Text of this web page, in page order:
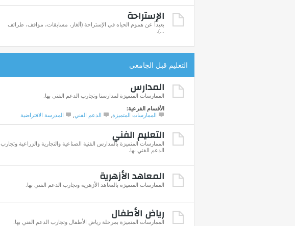
الإستراحة
بعيداً عن هموم الحياه في الإستراحة (ألغاز، مسابقات، مواقف، طرائف
...).
التعليم قبل الجامعي
المدارس
الممارسات المتميزة لمدارسنا وتجارب الدعم الفني بها.
الأقسام الفرعية:
الممارسات المتميزة
الدعم الفني المدرسة الافتراضية
التعليم الفني
الممارسات المتميزة بالمدارس الفنية الصناعية والتجارية والزراعية وتجارب
الدعم الفني بها.
المعاهد الأزهرية
الممارسات المتميزة بالمعاهد الأزهرية وتجارب الدعم الفني بها.
رياض الأطفال
الممارسات المتميزة بمرحلة رياض الأطفال وتجارب الدعم الفني بها.